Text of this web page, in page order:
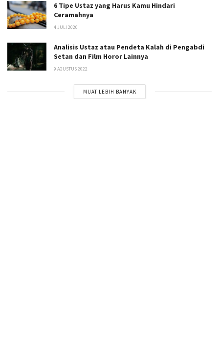
6 Tipe Ustaz yang Harus Kamu Hindari
Ceramahnya
4 JULI 2020
Analisis Ustaz atau Pendeta Kalah di Pengabdi
Setan dan Film Horor Lainnya
9 AGUSTUS 2022
MUAT LEBIH BANYAK